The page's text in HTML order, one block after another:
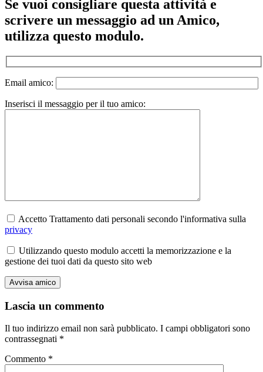
Se vuoi consigliare questa attività e
scrivere un messaggio ad un Amico,
utilizza questo modulo.
Email amico:
Inserisci il messaggio per il tuo amico:
Accetto Trattamento dati personali secondo l'informativa sulla
privacy
Utilizzando questo modulo accetti la memorizzazione e la
gestione dei tuoi dati da questo sito web
Lascia un commento
Il tuo indirizzo email non sarà pubblicato. I campi obbligatori sono
contrassegnati *
Commento *